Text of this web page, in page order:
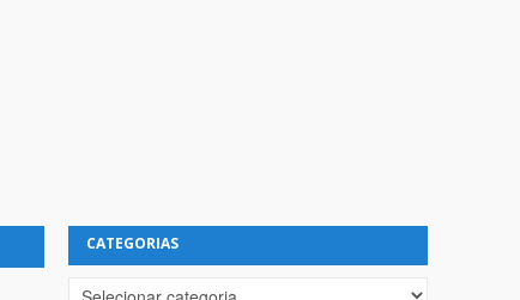
CATEGORIAS
Categorias